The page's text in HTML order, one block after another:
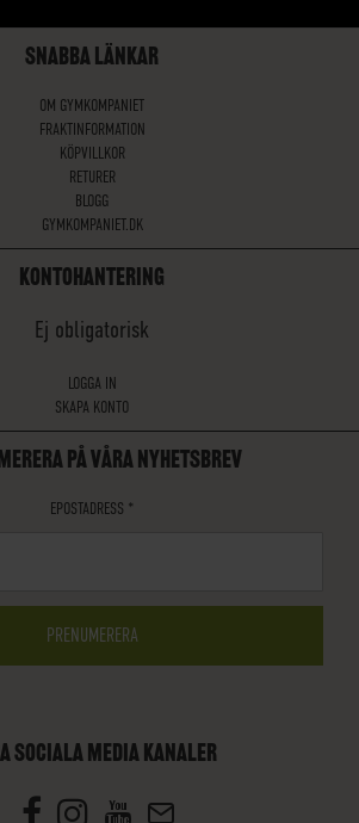
SNABBA LÄNKAR
OM GYMKOMPANIET
FRAKTINFORMATION
KÖPVILLKOR
RETURER
BLOGG
GYMKOMPANIET.DK
KONTOHANTERING
Ej obligatorisk
LOGGA IN
SKAPA KONTO
PÅ VÅRA NYHETSBREV
EPOSTADRESS *
SOCIALA MEDIA KANALER